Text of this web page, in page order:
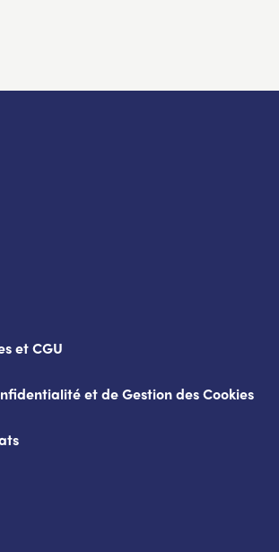
et CGU
et de Gestion des Cookies